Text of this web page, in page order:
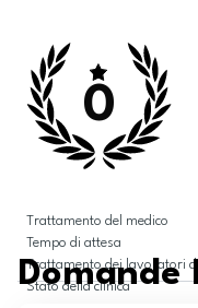
0
Trattamento del medico
Tempo di attesa
Trattamento dei lavoratori
Stato della clinica
Domande